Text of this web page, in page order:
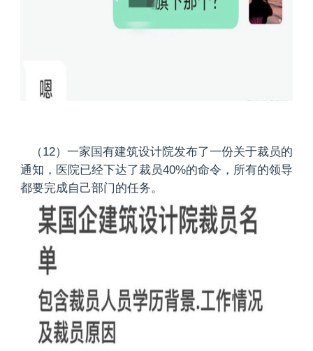
（12）一家国有建筑设计院发布了一份关于裁员的
通知，医院已经下达了裁员40%的命令，所有的领导
都要完成自己部门的任务。